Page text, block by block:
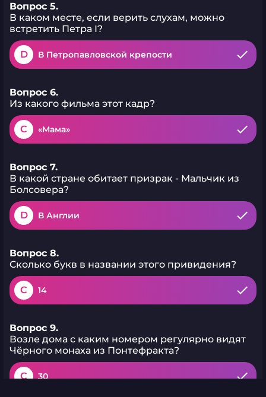
Вопрос 5.
В каком месте, если верить слухам, можно
встретить Петра I?
D В Петропавловской крепости
Вопрос 6.
Из какого фильма этот кадр?
C «Мама»
Вопрос 7.
В какой стране обитает призрак - Мальчик из
Болсовера?
D В Англии
Вопрос 8.
Сколько букв в названии этого привидения?
C 14
Вопрос 9.
Возле дома с каким номером регулярно видят
Чёрного монаха из Понтефракта?
C 30